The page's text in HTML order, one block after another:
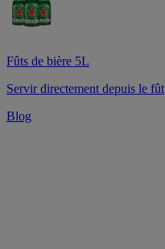
Fûts de bière 5L
Servir directement depuis le fût
Blog